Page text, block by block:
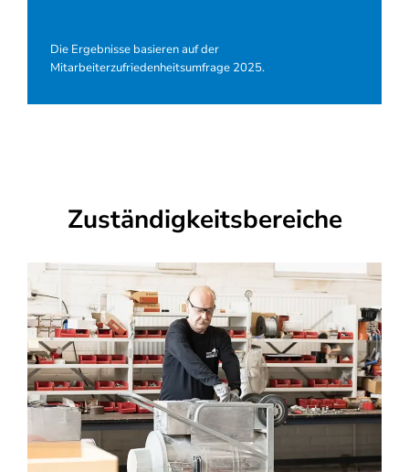
Die Ergebnisse basieren auf der
Mitarbeiterzufriedenheitsumfrage 2025.
Zuständigkeitsbereiche